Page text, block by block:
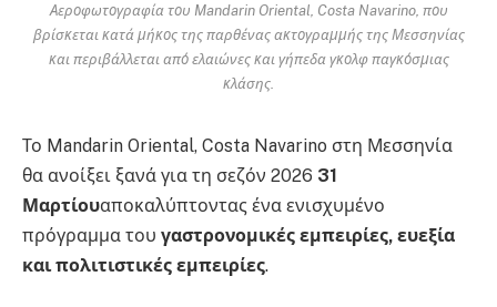
Αεροφωτογραφία του Mandarin Oriental, Costa Navarino, που
βρίσκεται κατά μήκος της παρθένας ακτογραμμής της Μεσσηνίας
και περιβάλλεται από ελαιώνες και γήπεδα γκολφ παγκόσμιας
κλάσης.
Το Mandarin Oriental, Costa Navarino στη Μεσσηνία
θα ανοίξει ξανά για τη σεζόν 2026 31
Μαρτίουαποκαλύπτοντας ένα ενισχυμένο
πρόγραμμα του γαστρονομικές εμπειρίες, ευεξία
και πολιτιστικές εμπειρίες.